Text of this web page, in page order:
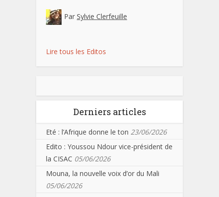
Par Sylvie Clerfeuille
Lire tous les Editos
Derniers articles
Eté : l’Afrique donne le ton 23/06/2026
Edito : Youssou Ndour vice-président de
la CISAC 05/06/2026
Mouna, la nouvelle voix d’or du Mali
05/06/2026